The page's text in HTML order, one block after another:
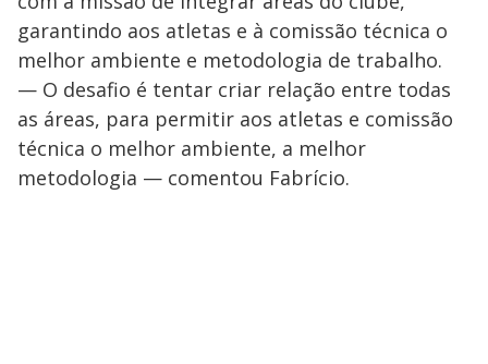
garantindo aos atletas e à comissão técnica o
melhor ambiente e metodologia de trabalho.
— O desafio é tentar criar relação entre todas
as áreas, para permitir aos atletas e comissão
técnica o melhor ambiente, a melhor
metodologia — comentou Fabrício.